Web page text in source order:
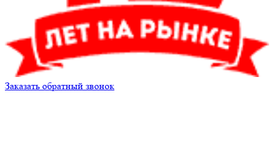
Заказать обратный звонок